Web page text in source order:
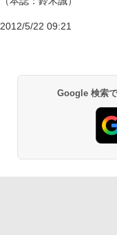
2012/5/22 09:21
Google 検索